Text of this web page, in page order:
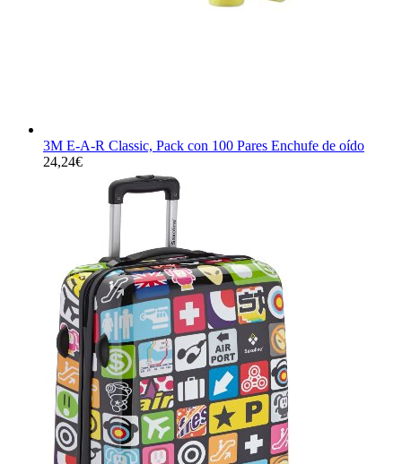
3M E-A-R Classic, Pack con 100 Pares Enchufe de oído
24,24€